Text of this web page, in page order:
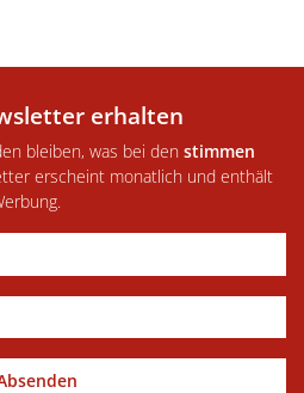
erhalten
bleiben, was bei den stimmen
erscheint monatlich und enthält